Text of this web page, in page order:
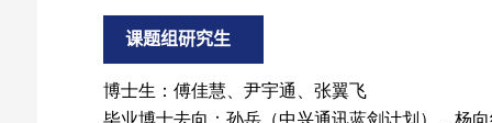
课题组研究生